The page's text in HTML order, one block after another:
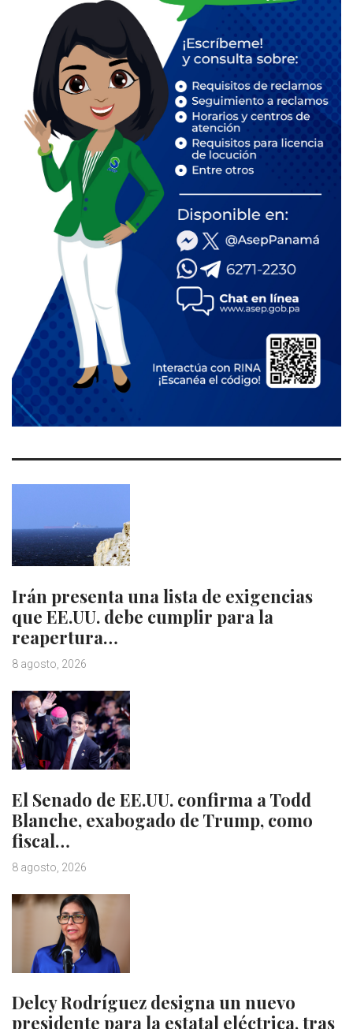
Irán presenta una lista de exigencias
que EE.UU. debe cumplir para la
reapertura…
8 agosto, 2026
El Senado de EE.UU. confirma a Todd
Blanche, exabogado de Trump, como
fiscal…
8 agosto, 2026
Delcy Rodríguez designa un nuevo
presidente para la estatal eléctrica, tras